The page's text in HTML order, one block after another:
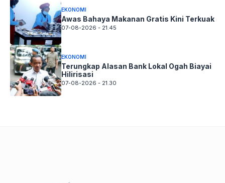
EKONOMI
Awas Bahaya Makanan Gratis Kini Terkuak
07-08-2026 - 21.45
EKONOMI
Terungkap Alasan Bank Lokal Ogah Biayai
Hilirisasi
07-08-2026 - 21.30